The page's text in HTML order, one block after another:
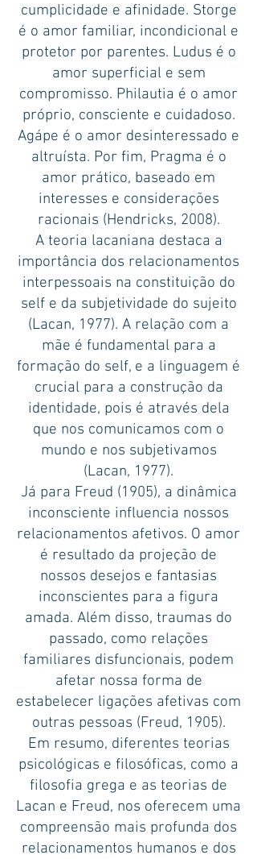
cumplicidade e afinidade. Storge
é o amor familiar, incondicional e
protetor por parentes. Ludus é o
amor superficial e sem
compromisso. Philautia é o amor
próprio, consciente e cuidadoso.
Agápe é o amor desinteressado e
altruísta. Por fim, Pragma é o
amor prático, baseado em
interesses e considerações
racionais (Hendricks, 2008).
A teoria lacaniana destaca a
importância dos relacionamentos
interpessoais na constituição do
self e da subjetividade do sujeito
(Lacan, 1977). A relação com a
mãe é fundamental para a
formação do self, e a linguagem é
crucial para a construção da
identidade, pois é através dela
que nos comunicamos com o
mundo e nos subjetivamos
(Lacan, 1977).
Já para Freud (1905), a dinâmica
inconsciente influencia nossos
relacionamentos afetivos. O amor
é resultado da projeção de
nossos desejos e fantasias
inconscientes para a figura
amada. Além disso, traumas do
passado, como relações
familiares disfuncionais, podem
afetar nossa forma de
estabelecer ligações afetivas com
outras pessoas (Freud, 1905).
Em resumo, diferentes teorias
psicológicas e filosóficas, como a
filosofia grega e as teorias de
Lacan e Freud, nos oferecem uma
compreensão mais profunda dos
relacionamentos humanos e dos